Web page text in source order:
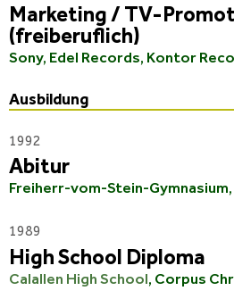
Marketing / TV-
(freiberuflich)
Sony, Edel Records, Kontor
Ausbildung
1992
Abitur
Freiherr-vom-Stein-Gymnasium,
1989
High School Diploma
Calallen High School, Corpus